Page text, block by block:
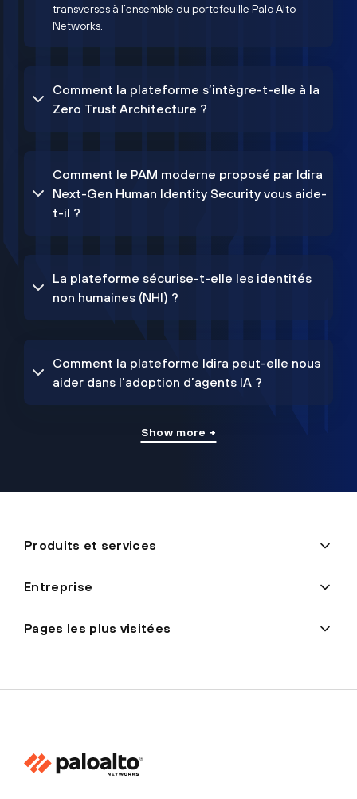
transverses à l’ensemble du portefeuille Palo Alto
Networks.
Comment la plateforme s’intègre-t-elle à la
Zero Trust Architecture ?
Comment le PAM moderne proposé par Idira
Next-Gen Human Identity Security vous aide-
t-il ?
La plateforme sécurise-t-elle les identités
non humaines (NHI) ?
Comment la plateforme Idira peut-elle nous
aider dans l’adoption d’agents IA ?
Show more +
Produits et services
Entreprise
Pages les plus visitées